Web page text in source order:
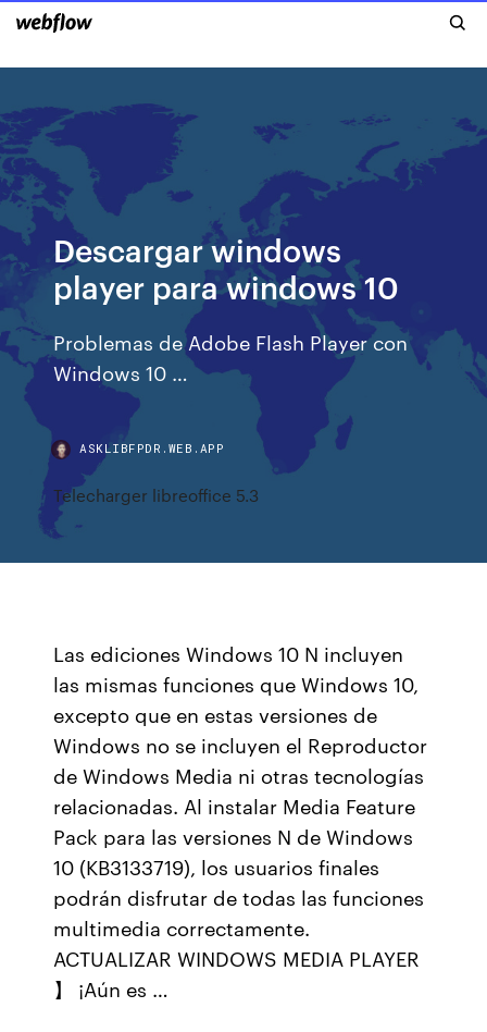
Descargar windows
player para windows 10
Problemas de Adobe Flash Player con
Windows 10 …
ASKLIBFPDR.WEB.APP
Telecharger libreoffice 5.3
Las ediciones Windows 10 N incluyen
las mismas funciones que Windows 10,
excepto que en estas versiones de
Windows no se incluyen el Reproductor
de Windows Media ni otras tecnologías
relacionadas. Al instalar Media Feature
Pack para las versiones N de Windows
10 (KB3133719), los usuarios finales
podrán disfrutar de todas las funciones
multimedia correctamente.
ACTUALIZAR WINDOWS MEDIA PLAYER
】 ¡Aún es …